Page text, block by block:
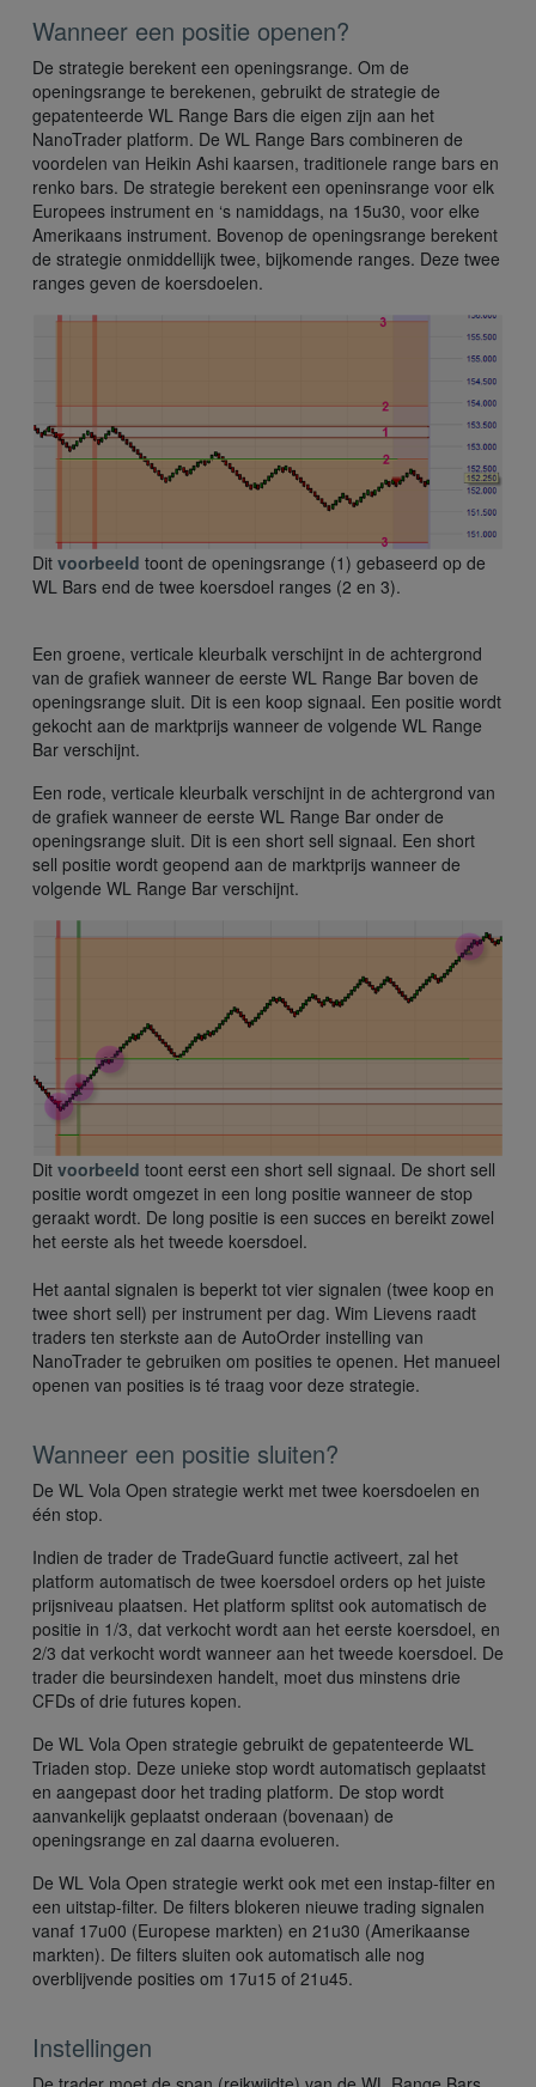
Wanneer een positie openen?
De strategie berekent een openingsrange. Om de
openingsrange te berekenen, gebruikt de strategie de
gepatenteerde WL Range Bars die eigen zijn aan het
NanoTrader platform. De WL Range Bars combineren de
voordelen van Heikin Ashi kaarsen, traditionele range bars en
renko bars. De strategie berekent een openinsrange voor elk
Europees instrument en ‘s namiddags, na 15u30, voor elke
Amerikaans instrument. Bovenop de openingsrange berekent
de strategie onmiddellijk twee, bijkomende ranges. Deze twee
ranges geven de koersdoelen.
Dit voorbeeld toont de openingsrange (1) gebaseerd op de
WL Bars end de twee koersdoel ranges (2 en 3).
Een groene, verticale kleurbalk verschijnt in de achtergrond
van de grafiek wanneer de eerste WL Range Bar boven de
openingsrange sluit. Dit is een koop signaal. Een positie wordt
gekocht aan de marktprijs wanneer de volgende WL Range
Bar verschijnt.
Een rode, verticale kleurbalk verschijnt in de achtergrond van
de grafiek wanneer de eerste WL Range Bar onder de
openingsrange sluit. Dit is een short sell signaal. Een short
sell positie wordt geopend aan de marktprijs wanneer de
volgende WL Range Bar verschijnt.
Dit voorbeeld toont eerst een short sell signaal. De short sell
positie wordt omgezet in een long positie wanneer de stop
geraakt wordt. De long positie is een succes en bereikt zowel
het eerste als het tweede koersdoel.
Het aantal signalen is beperkt tot vier signalen (twee koop en
twee short sell) per instrument per dag. Wim Lievens raadt
traders ten sterkste aan de AutoOrder instelling van
NanoTrader te gebruiken om posities te openen. Het manueel
openen van posities is té traag voor deze strategie.
Wanneer een positie sluiten?
De WL Vola Open strategie werkt met twee koersdoelen en
één stop.
Indien de trader de TradeGuard functie activeert, zal het
platform automatisch de twee koersdoel orders op het juiste
prijsniveau plaatsen. Het platform splitst ook automatisch de
positie in 1/3, dat verkocht wordt aan het eerste koersdoel, en
2/3 dat verkocht wordt wanneer aan het tweede koersdoel. De
trader die beursindexen handelt, moet dus minstens drie
CFDs of drie futures kopen.
De WL Vola Open strategie gebruikt de gepatenteerde WL
Triaden stop. Deze unieke stop wordt automatisch geplaatst
en aangepast door het trading platform. De stop wordt
aanvankelijk geplaatst onderaan (bovenaan) de
openingsrange en zal daarna evolueren.
De WL Vola Open strategie werkt ook met een instap-filter en
een uitstap-filter. De filters blokeren nieuwe trading signalen
vanaf 17u00 (Europese markten) en 21u30 (Amerikaanse
markten). De filters sluiten ook automatisch alle nog
overblijvende posities om 17u15 of 21u45.
Instellingen